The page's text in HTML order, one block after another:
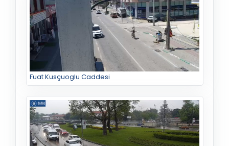
Fuat Kusçuoglu Caddesi